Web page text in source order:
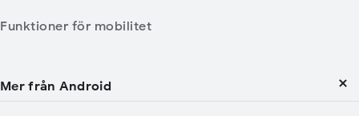
Funktioner för mobilitet
Mer från Android